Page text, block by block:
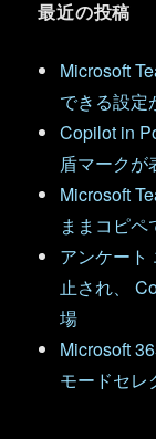
最近の投稿
Microsoft
できる設定
Copilot in
盾マークが
Microsoft
ままコピペ
アンケート
止され、
場
Microsoft
モードセレ